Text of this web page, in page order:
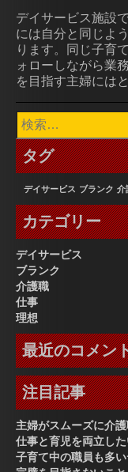
デイサービス施設
には自分と同じよ
ります。同じ子育
ォローしながら業
を目指す主婦には
検
索:
タグ
デイサービス ブランク 介
カテゴリー
デイサービス
ブランク
介護職
仕事
理想
最近のコメン
注目記事
主婦がスムーズに介
仕事と育児を両立し
子育て中の職員も多